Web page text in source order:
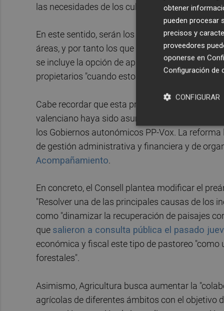
las necesidades de los cultivos, de acuerdo
En este sentido, serán los ayuntamientos
áreas, y por tanto los que tendrán la última
se incluye la opción de aprovechar para
propietarios "cuando estos son de difícil
Cabe recordar que esta propuesta de reforma
valenciano haya sido asumida por
los Gobiernos autonómicos PP-Vox. La
de gestión administrativa y financiera y de
Acompañamiento.
En concreto, el Consell plantea modificar el
"Resolver una de las principales causas de los
como "dinamizar la recuperación de paisajes
que salieron a consulta pública el pasado
económica y fiscal este tipo de pastoreo
forestales".
Asimismo, Agricultura busca aumentar la
agrícolas de diferentes ámbitos con el objetivo
obtener
pueden procesar
precisos y
proveedores
oponerse en
Configuración de
CONFIGURAR